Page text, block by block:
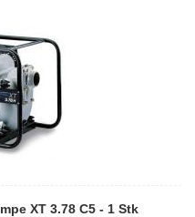
XT 3.78 C5 - 1 Stk